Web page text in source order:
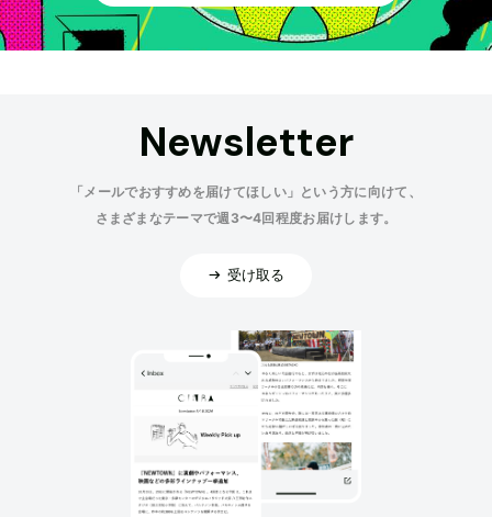
Newsletter
「メールでおすすめを届けてほしい」という方に向けて、
さまざまなテーマで週3〜4回程度お届けします。
受け取る